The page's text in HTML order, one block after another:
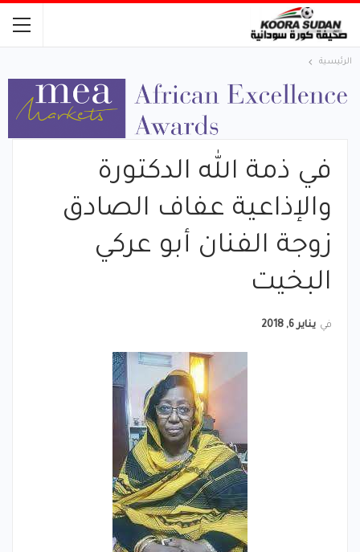
الرئيسية
في ذمة الله الدكتورة
والإذاعية عفاف الصادق
زوجة الفنان أبو عركي
البخيت
في يناير 6, 2018